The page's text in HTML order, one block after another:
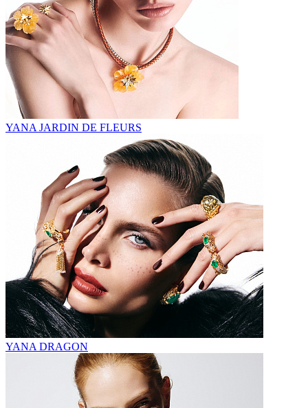
YANA JARDIN DE FLEURS
YANA DRAGON